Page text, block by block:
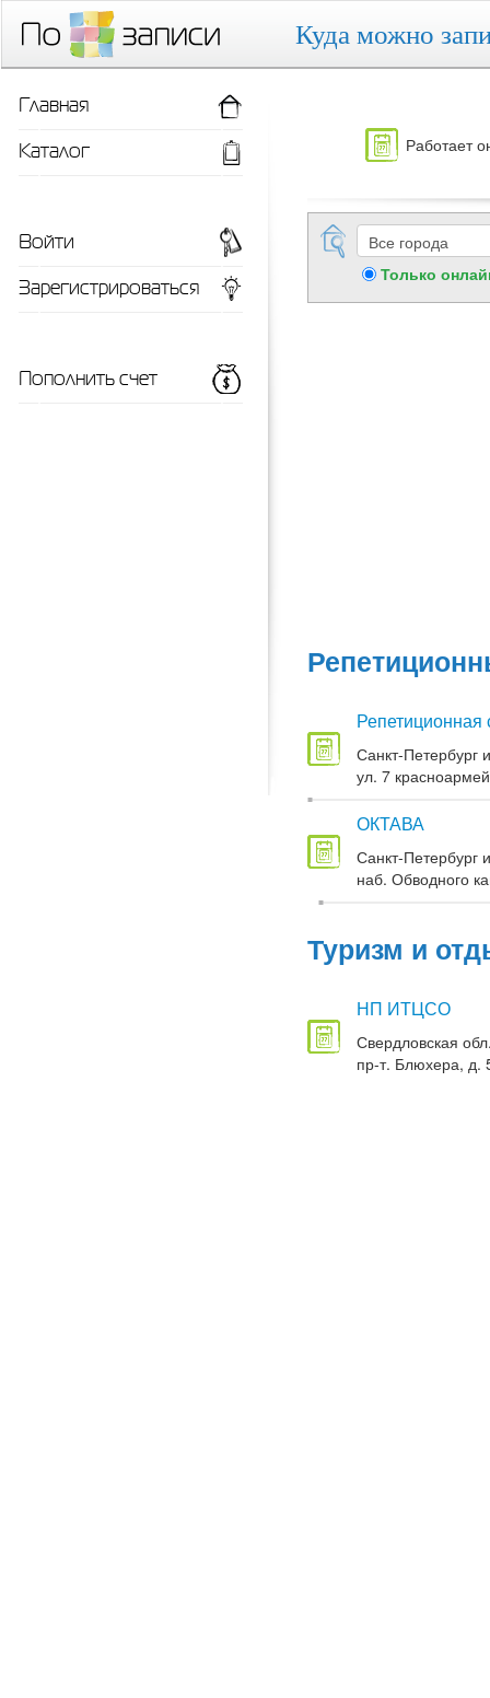
Куда можно
Работает
Только
Репетиционная
Санкт-Петербург
ул. 7
ОКТАВА
Санкт-Петербург
наб. Обводного
Туризм и
НП ИТЦСО
Свердловская
пр-т. Блюхера, д.
Главная
Каталог
Войти
Зарегистрироваться
Пополнить счет